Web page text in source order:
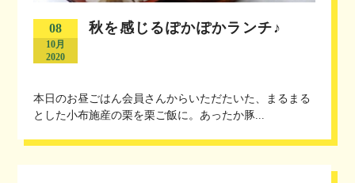
08
10月
2020
秋を感じるぽかぽかランチ♪
本日のお昼ごはん会員さんからいただたいた、まるまる
とした小布施産の栗を栗ご飯に。あったか豚...